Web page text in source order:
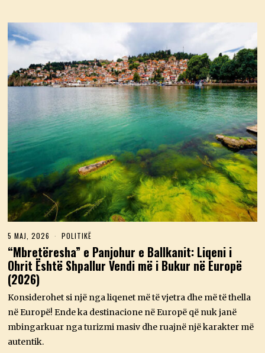
5 MAJ, 2026
A
J
,
0
2
6
POLITIKË
“Mbretëresha” e Panjohur e Ballkanit: Liqeni i
Ohrit Është Shpallur Vendi më i Bukur në Europë
(2026)
Konsiderohet si një nga liqenet më të vjetra dhe më të thella
në Europë! Ende ka destinacione në Europë që nuk janë
mbingarkuar nga turizmi masiv dhe ruajnë një karakter më
autentik.